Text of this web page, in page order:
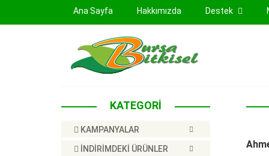
Ana Sayfa Hakkımızda (current)Destek
KATEGORİ
KAMPANYALAR
İNDİRİMDEKİ ÜRÜNLER